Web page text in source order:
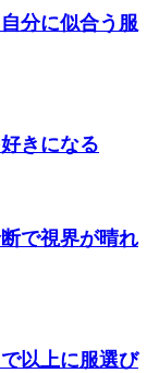
分に似合う服
きになる
で視界が晴れ
以上に服選び